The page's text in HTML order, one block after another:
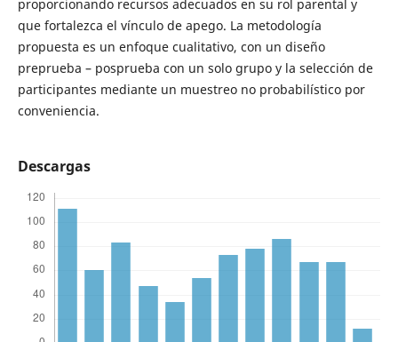
proporcionando recursos adecuados en su rol parental y
que fortalezca el vínculo de apego. La metodología
propuesta es un enfoque cualitativo, con un diseño
preprueba – posprueba con un solo grupo y la selección de
participantes mediante un muestreo no probabilístico por
conveniencia.
Descargas